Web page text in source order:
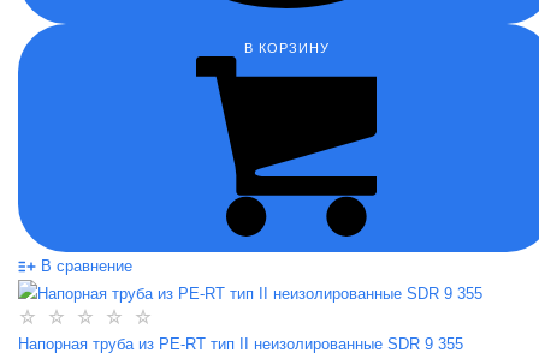
В КОРЗИНУ
В сравнение
Напорная труба из PE-RT тип II неизолированные SDR 9 355